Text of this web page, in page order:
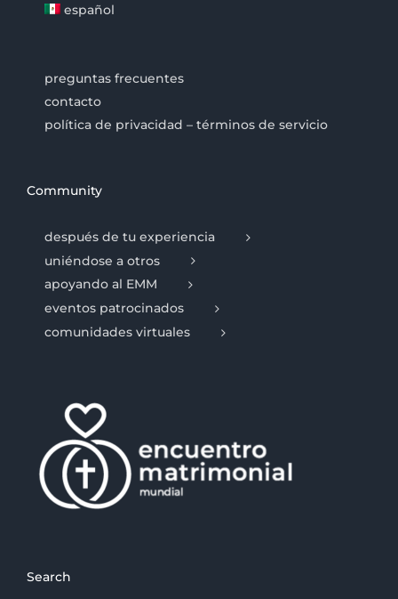
español
preguntas frecuentes
contacto
política de privacidad – términos de servicio
Community
después de tu experiencia
uniéndose a otros
apoyando al EMM
eventos patrocinados
comunidades virtuales
Search